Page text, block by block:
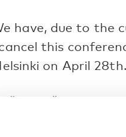
have, due to
this
on April 28th.
totally, we are just
instead.
online webinar and